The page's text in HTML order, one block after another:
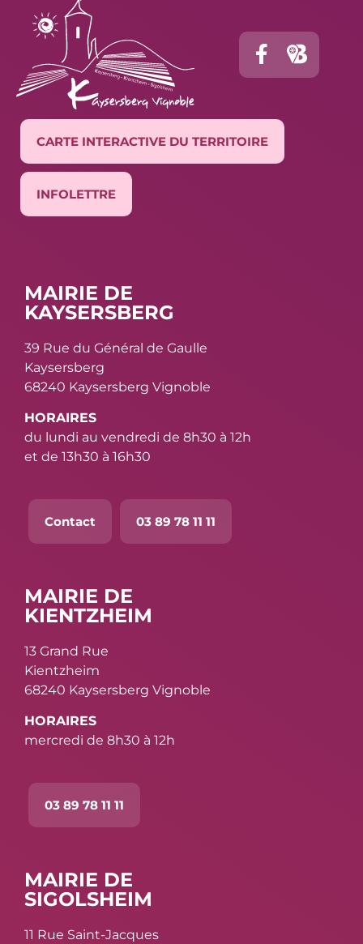
CARTE INTERACTIVE DU TERRITOIRE
INFOLETTRE
MAIRIE DE
KAYSERSBERG
39 Rue du Général de Gaulle
Kaysersberg
68240 Kaysersberg Vignoble
HORAIRES
du lundi au vendredi de 8h30 à 12h
et de 13h30 à 16h30
Contact 03 89 78 11 11
MAIRIE DE
KIENTZHEIM
13 Grand Rue
Kientzheim
68240 Kaysersberg Vignoble
HORAIRES
mercredi de 8h30 à 12h
03 89 78 11 11
MAIRIE DE
SIGOLSHEIM
11 Rue Saint-Jacques